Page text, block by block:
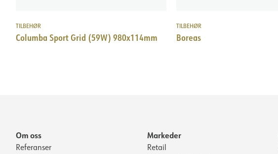
TILBEHØR
Columba Sport Grid (59W) 980x114mm
TILBEHØR
Boreas
Om oss
Referanser
Markeder
Retail